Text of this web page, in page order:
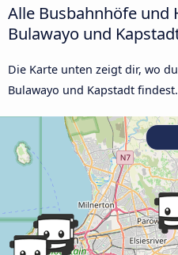
Alle Busbahnhöfe und
Bulawayo und
Die Karte unten zeigt dir, wo
Bulawayo und Kapstadt findest.